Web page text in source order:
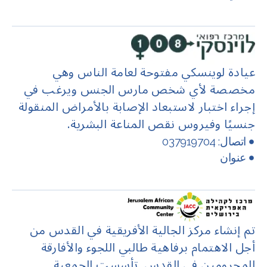
عيادة لوينسكي مفتوحة لعامة الناس وهي
مخصصة لأي شخص مارس الجنس ويرغب في
إجراء اختبار لاستبعاد الإصابة بالأمراض المنقولة
جنسيًا وفيروس نقص المناعة البشرية.
اتصال: 037919704
عنوان
تم إنشاء مركز الجالية الأفريقية في القدس من
أجل الاهتمام برفاهية طالبي اللجوء والأفارقة